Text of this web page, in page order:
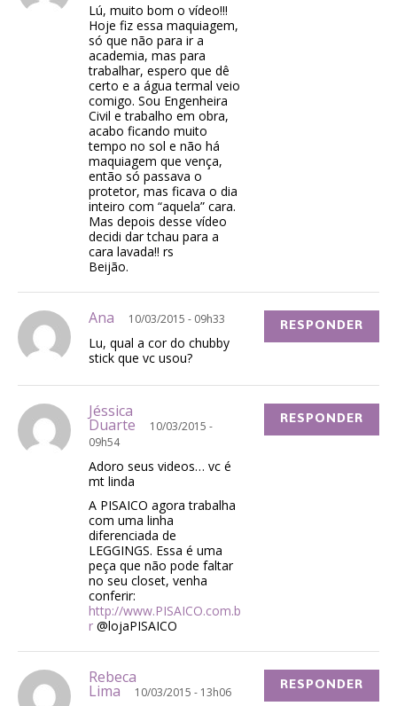
Lú, muito bom o vídeo!!!
Hoje fiz essa maquiagem,
só que não para ir a
academia, mas para
trabalhar, espero que dê
certo e a água termal veio
comigo. Sou Engenheira
Civil e trabalho em obra,
acabo ficando muito
tempo no sol e não há
maquiagem que vença,
então só passava o
protetor, mas ficava o dia
inteiro com “aquela” cara.
Mas depois desse vídeo
decidi dar tchau para a
cara lavada!! rs
Beijão.
Ana 10/03/2015 - 09h33
Lu, qual a cor do chubby
stick que vc usou?
RESPONDER
Jéssica
Duarte
10/03/2015 -
09h54
Adoro seus videos… vc é
mt linda
A PISAICO agora trabalha
com uma linha
diferenciada de
LEGGINGS. Essa é uma
peça que não pode faltar
no seu closet, venha
conferir:
http://www.PISAICO.com.b
r @lojaPISAICO
RESPONDER
Rebeca
Lima 10/03/2015 - 13h06 RESPONDER